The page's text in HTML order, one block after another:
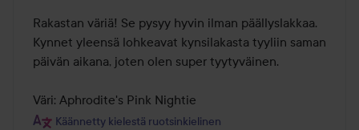
/
5
Rakastan väriä! Se pysyy hyvin ilman päällyslakkaa.
Kynnet yleensä lohkeavat kynsilakasta tyyliin saman
päivän aikana, joten olen super tyytyväinen.
Väri: Aphrodite's Pink Nightie
Käännetty kielestä ruotsinkielinen